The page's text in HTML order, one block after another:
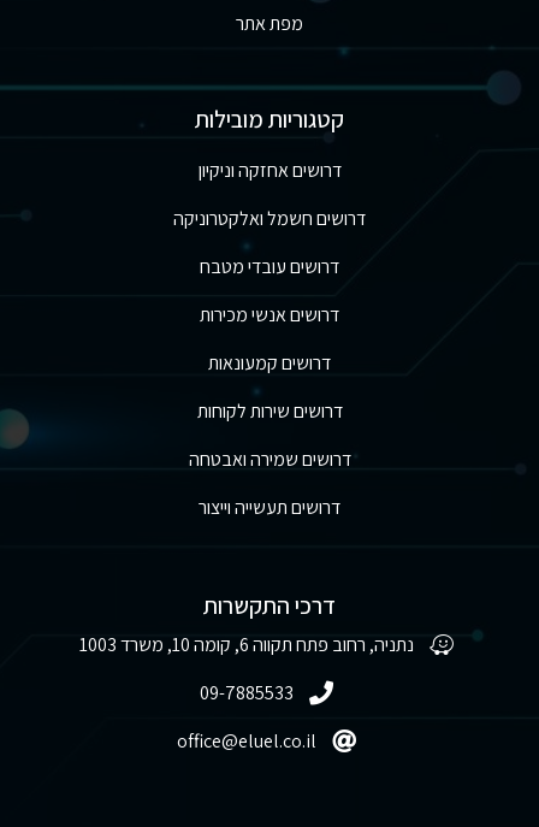
מפת אתר
קטגוריות מובילות
דרושים אחזקה וניקיון
דרושים חשמל ואלקטרוניקה
דרושים עובדי מטבח
דרושים אנשי מכירות
דרושים קמעונאות
דרושים שירות לקוחות
דרושים שמירה ואבטחה
דרושים תעשייה וייצור
דרכי התקשרות
נתניה, רחוב פתח תקווה 6, קומה 10, משרד 1003
09-7885533
office@eluel.co.il